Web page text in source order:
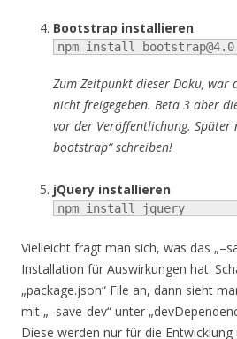
Bootstrap installieren
npm install
Zum Zeitpunkt dieser Doku, war
nicht freigegeben. Beta 3 aber
vor der Veröffentlichung.
bootstrap“ schreiben!
jQuery installieren
npm install jquery
Vielleicht fragt man sich, was das
Installation für Auswirkungen hat.
„package.json“ File an, dann sieht
mit „–save-dev“ unter
Diese werden nur für die